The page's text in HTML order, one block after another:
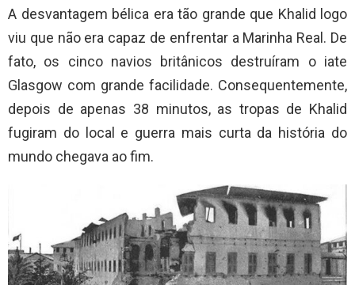
A desvantagem bélica era tão grande que Khalid logo
viu que não era capaz de enfrentar a Marinha Real. De
fato, os cinco navios britânicos destruíram o iate
Glasgow com grande facilidade. Consequentemente,
depois de apenas 38 minutos, as tropas de Khalid
fugiram do local e guerra mais curta da história do
mundo chegava ao fim.